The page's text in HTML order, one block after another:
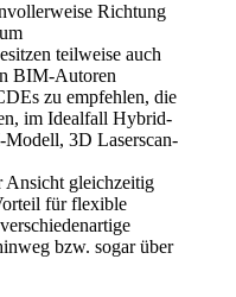
Richtung
teilweise auch
BIM-Autoren
zu empfehlen, die
im Idealfall Hybrid-
3D Laserscan-
Ansicht gleichzeitig
für flexible
bzw. sogar über